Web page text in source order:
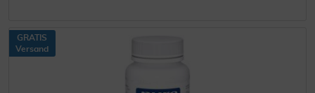
GRATIS
Versand